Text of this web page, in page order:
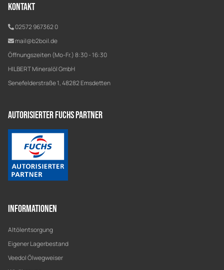
Kontakt
02572 967362 0
mail@b2boil.de
Öffnungszeiten (Mo-Fr.) 8:30 - 16:30
HILBERT Mineralöl GmbH
Senefelderstraße 1, 48282 Emsdetten
Autorisierter Fuchs Partner
Informationen
Altölentsorgung
Eigener Lagerbestand
Veedol Ölwegweiser